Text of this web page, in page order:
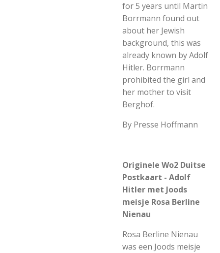
for 5 years until Martin
Borrmann found out
about her Jewish
background, this was
already known by Adolf
Hitler. Borrmann
prohibited the girl and
her mother to visit
Berghof.
By Presse Hoffmann
Originele Wo2 Duitse
Postkaart - Adolf
Hitler met Joods
meisje Rosa Berline
Nienau
Rosa Berline Nienau
was een Joods meisje